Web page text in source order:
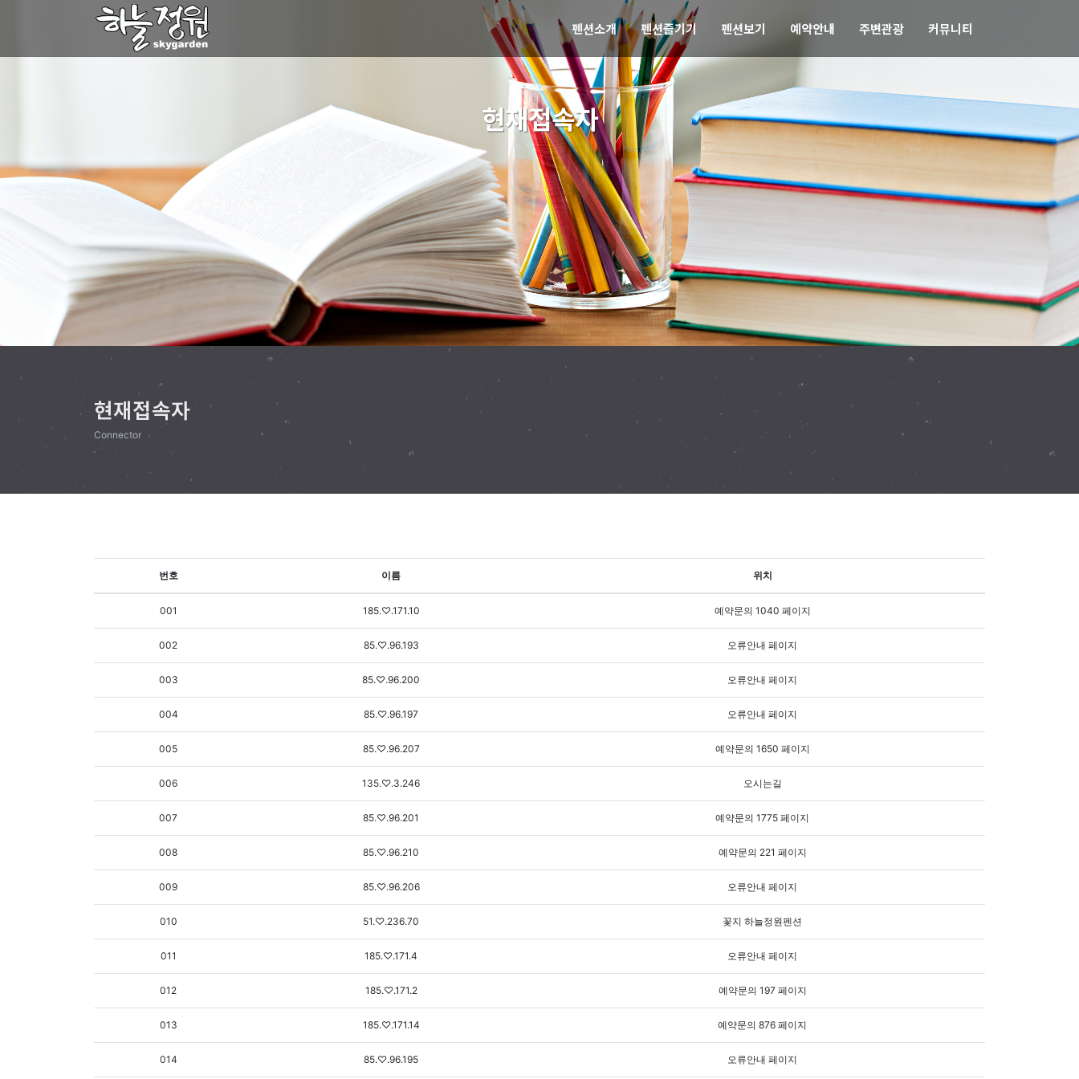
펜션소개 펜션즐기기 펜션보기 예약안내 주변관광 커뮤니티
현재접속자
현재접속자
Connector
번호 이름 위치
001 185.♡.171.10 예약문의 1040 페이지
002 85.♡.96.193 오류안내 페이지
003 85.♡.96.200 오류안내 페이지
004 85.♡.96.197 오류안내 페이지
005 85.♡.96.207 예약문의 1650 페이지
006 135.♡.3.246 오시는길
007 85.♡.96.201 예약문의 1775 페이지
008 85.♡.96.210 예약문의 221 페이지
009 85.♡.96.206 오류안내 페이지
010 51.♡.236.70 꽃지 하늘정원펜션
011 185.♡.171.4 오류안내 페이지
012 185.♡.171.2 예약문의 197 페이지
013 185.♡.171.14 예약문의 876 페이지
014 85.♡.96.195 오류안내 페이지